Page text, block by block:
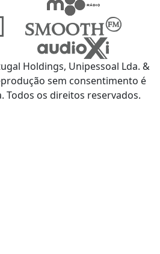
Holdings, Unipessoal Lda. &
sem consentimento é
Todos os direitos reservados.